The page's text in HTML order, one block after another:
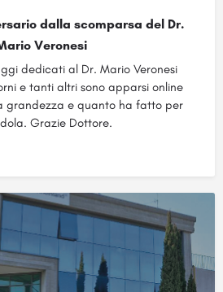
dalla scomparsa del Dr.
Veronesi
dedicati al Dr. Mario Veronesi
e tanti altri sono apparsi online
grandezza e quanto ha fatto per
Grazie Dottore.